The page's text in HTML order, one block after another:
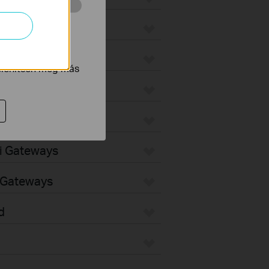
Gateways
be annak
meg más